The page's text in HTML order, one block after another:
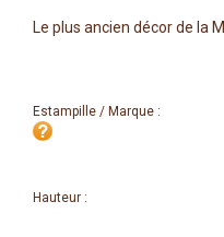
Le plus ancien décor de la
Estampille / Marque :
Hauteur :